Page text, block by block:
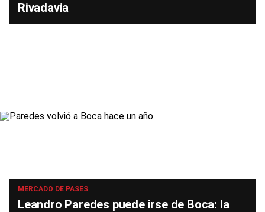
Rivadavia
MERCADO DE PASES
Leandro Paredes puede irse de Boca: la